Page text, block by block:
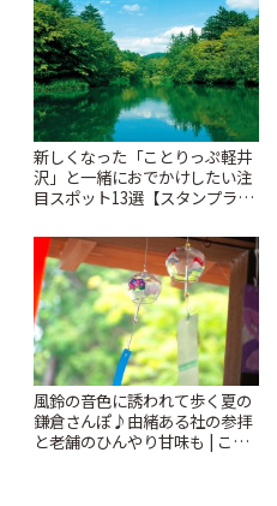
新しくなった「ことりっぷ軽井
沢」と一緒におでかけしたい注
目スポット13選【スタンプラリ
風鈴の音色に誘われて歩く夏の
鎌倉さんぽ♪由緒ある社の参拝
と老舗のひんやり甘味も | こと